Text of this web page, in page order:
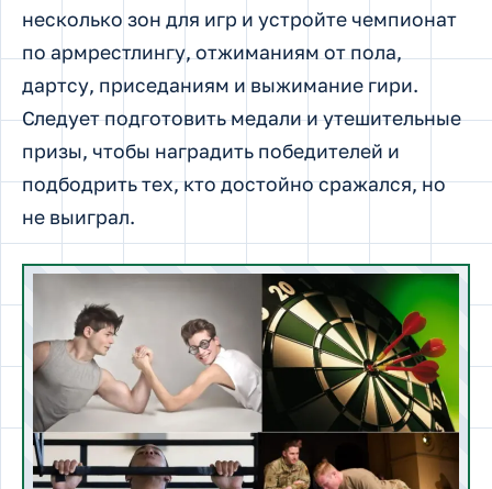
несколько зон для игр и устройте чемпионат
по армрестлингу, отжиманиям от пола,
дартсу, приседаниям и выжимание гири.
Следует подготовить медали и утешительные
призы, чтобы наградить победителей и
подбодрить тех, кто достойно сражался, но
не выиграл.